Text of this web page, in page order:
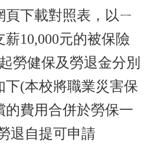
頁下載對照表，以ㄧ
10,000元的被保險
勞健保及勞退金分別
下(本校將職業災害保
的費用合併於勞保一
退自提可申請